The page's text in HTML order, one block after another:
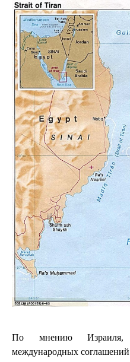
По мнению
международных соглашений